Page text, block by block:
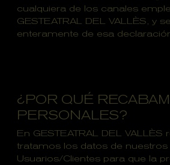
cualquiera de los canales
GESTEATRAL DEL VALLÈS, y
enteramente de esa
¿POR QUÉ
PERSONALES?
En GESTEATRAL DEL VALLÈS
tratamos los datos de nuestros
Usuarios/Clientes para que la